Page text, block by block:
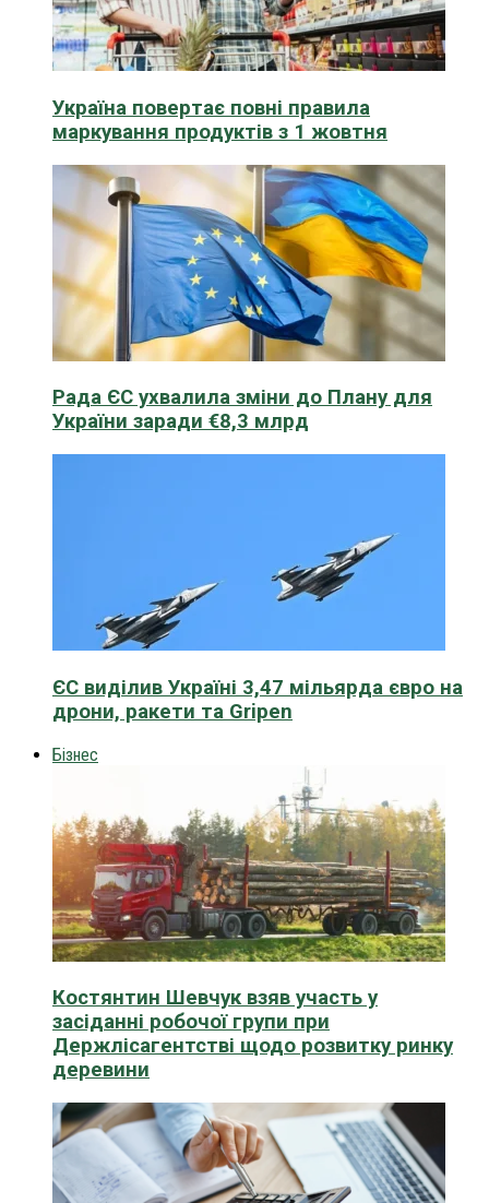
Україна повертає повні правила
маркування продуктів з 1 жовтня
Рада ЄС ухвалила зміни до Плану для
України заради €8,3 млрд
ЄС виділив Україні 3,47 мільярда євро на
дрони, ракети та Gripen
Бізнес
Костянтин Шевчук взяв участь у
засіданні робочої групи при
Держлісагентстві щодо розвитку ринку
деревини